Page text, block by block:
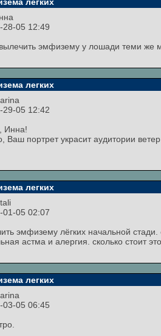
05 12:49
эмфизему у лошади теми же
легких
05 12:42
Инна!
Ваш портрет украсит аудитории
легких
05 02:07
эмфизему лёгких начальной
астма и алергия. сколько стоит
легких
05 06:45